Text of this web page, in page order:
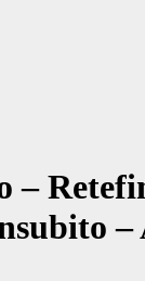
–
–